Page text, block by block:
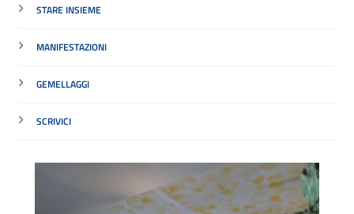
STARE INSIEME
MANIFESTAZIONI
GEMELLAGGI
SCRIVICI